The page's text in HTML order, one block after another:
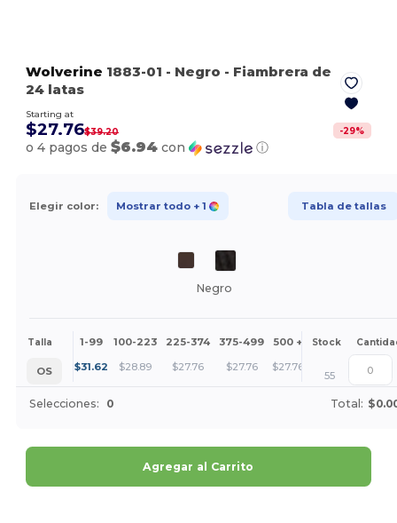
Wolverine 1883-01 - Negro - Fiambrera de
24 latas
Starting at
$27.76$39.20 -29%
o 4 pagos de$6.94 con ⓘ
Elegir color: Mostrar todo + 1 Tabla de tallas
Negro
Talla 1-99 100-223 225-374 375-499 500 + Más
Stock
OS $31.62 $28.89 $27.76 $27.76 $27.76 +
55
Selecciones: 0 Total:
Agregar al Carrito